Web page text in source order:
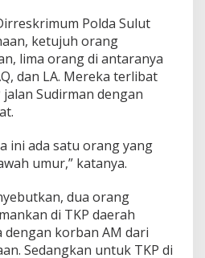
Polda Sulut
ketujuh orang
lima orang di antaranya
dan LA. Mereka terlibat
Sudirman dengan
ini ada satu orang yang
umur,” katanya.
dua orang
di TKP daerah
dengan korban AM dari
Sedangkan untuk TKP di